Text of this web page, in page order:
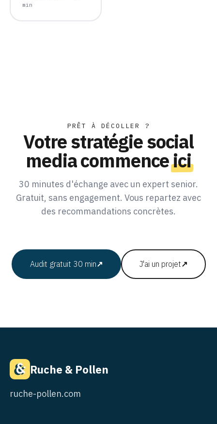
min
PRÊT À DÉCOLLER ?
Votre stratégie social
media commenceici
30 minutes d'échange avec un expert senior.
Gratuit, sans engagement. Vous repartez avec
des recommandations concrètes.
Audit gratuit 30 min↗ J'ai un projet↗
Ruche & Pollen
ruche-pollen.com